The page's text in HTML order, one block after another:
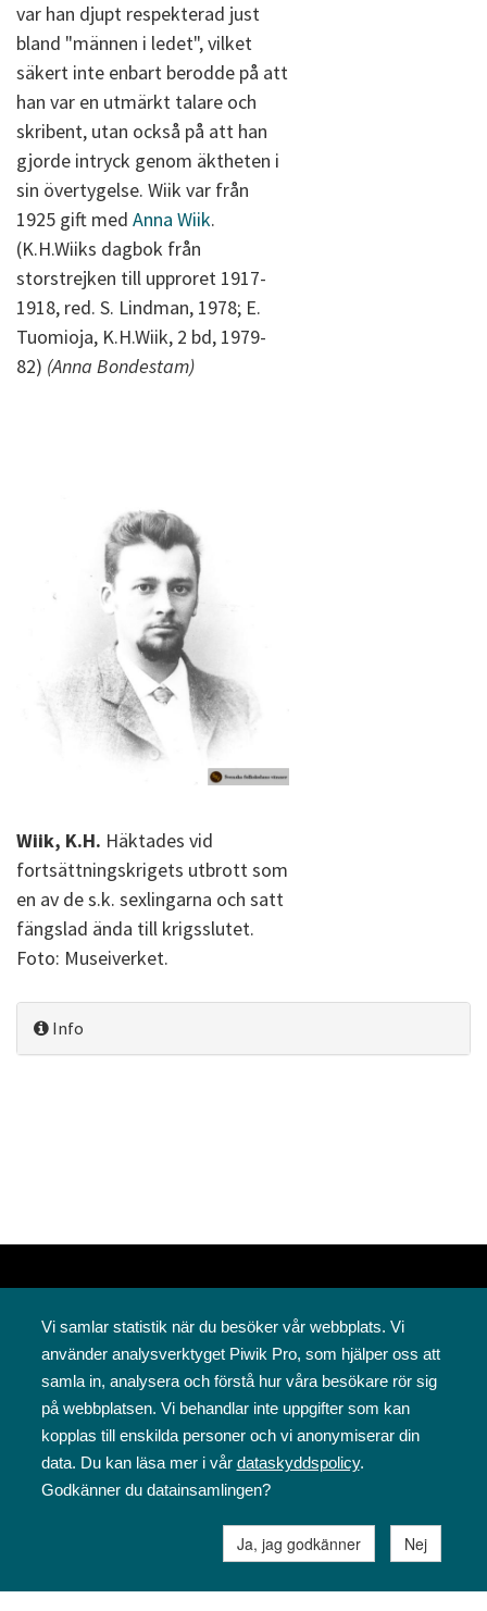
var han djupt respekterad just
bland "männen i ledet", vilket
säkert inte enbart berodde på att
han var en utmärkt talare och
skribent, utan också på att han
gjorde intryck genom äktheten i
sin övertygelse. Wiik var från
1925 gift med Anna Wiik.
(K.H.Wiiks dagbok från
storstrejken till upproret 1917-
1918, red. S. Lindman, 1978; E.
Tuomioja, K.H.Wiik, 2 bd, 1979-
82) (Anna Bondestam)
Wiik, K.H. Häktades vid
fortsättningskrigets utbrott som
en av de s.k. sexlingarna och satt
fängslad ända till krigsslutet.
Foto: Museiverket.
Info
Svenska folkskolans vänner rf
Annegatan 12
00120 Helsingfors
09 6844 570
sfv@sfv.fi
Vi samlar statistik när du besöker vår webbplats. Vi
använder analysverktyget Piwik Pro, som hjälper oss att
samla in, analysera och förstå hur våra besökare rör sig
på webbplatsen. Vi behandlar inte uppgifter som kan
kopplas till enskilda personer och vi anonymiserar din
data. Du kan läsa mer i vår dataskyddspolicy.
Godkänner du datainsamlingen?
Ja, jag godkänner Nej